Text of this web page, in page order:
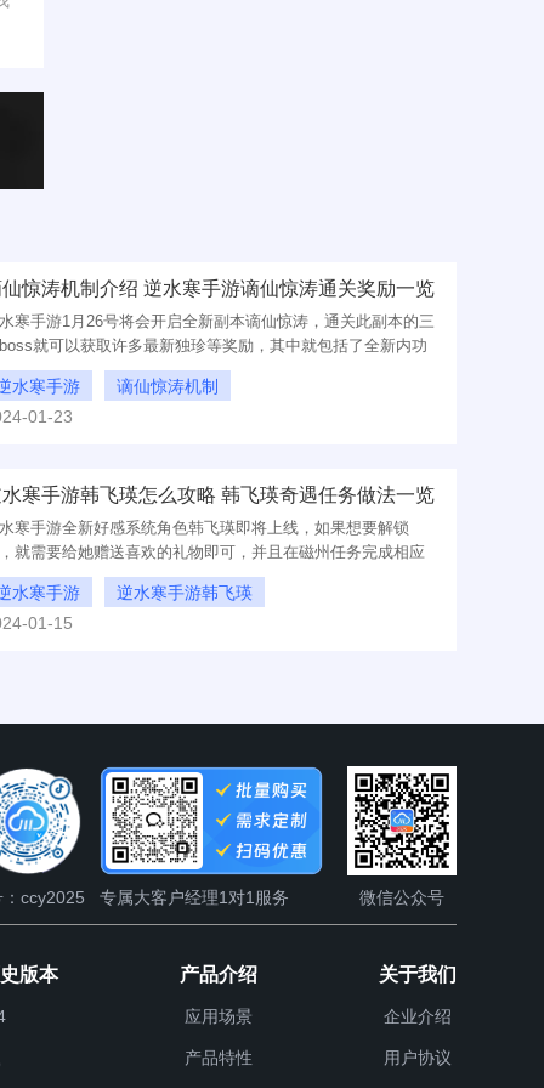
惊涛机制介绍 逆水寒手游谪仙惊涛通关奖励一览
寒手游1月26号将会开启全新副本谪仙惊涛，通关此副本的三
就可以获取许多最新独珍等奖励，其中就包括了全新内功
、特殊材料太白残锈等，还想了解更多相关资讯就赶紧看看
的文章吧！
水寒手游
谪仙惊涛机制
水寒手游谪仙惊涛通关奖励一览
01-23
寒手游韩飞瑛怎么攻略 韩飞瑛奇遇任务做法一览
寒手游全新好感系统角色韩飞瑛即将上线，如果想要解锁
就需要给她赠送喜欢的礼物即可，并且在磁州任务完成相应
才行，还想了解更多相关攻略就可以看看下面的文章。
水寒手游
逆水寒手游韩飞瑛
水寒手游韩飞瑛怎么攻略
01-15
：ccy2025 专属大客户经理1对1服务 微信公众号
关于我们
企业介绍
用户协议
产品介绍
应用场景
产品特性
版本